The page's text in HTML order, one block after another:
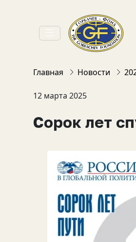
Главная Новости
12 марта 2025
Сорок лет